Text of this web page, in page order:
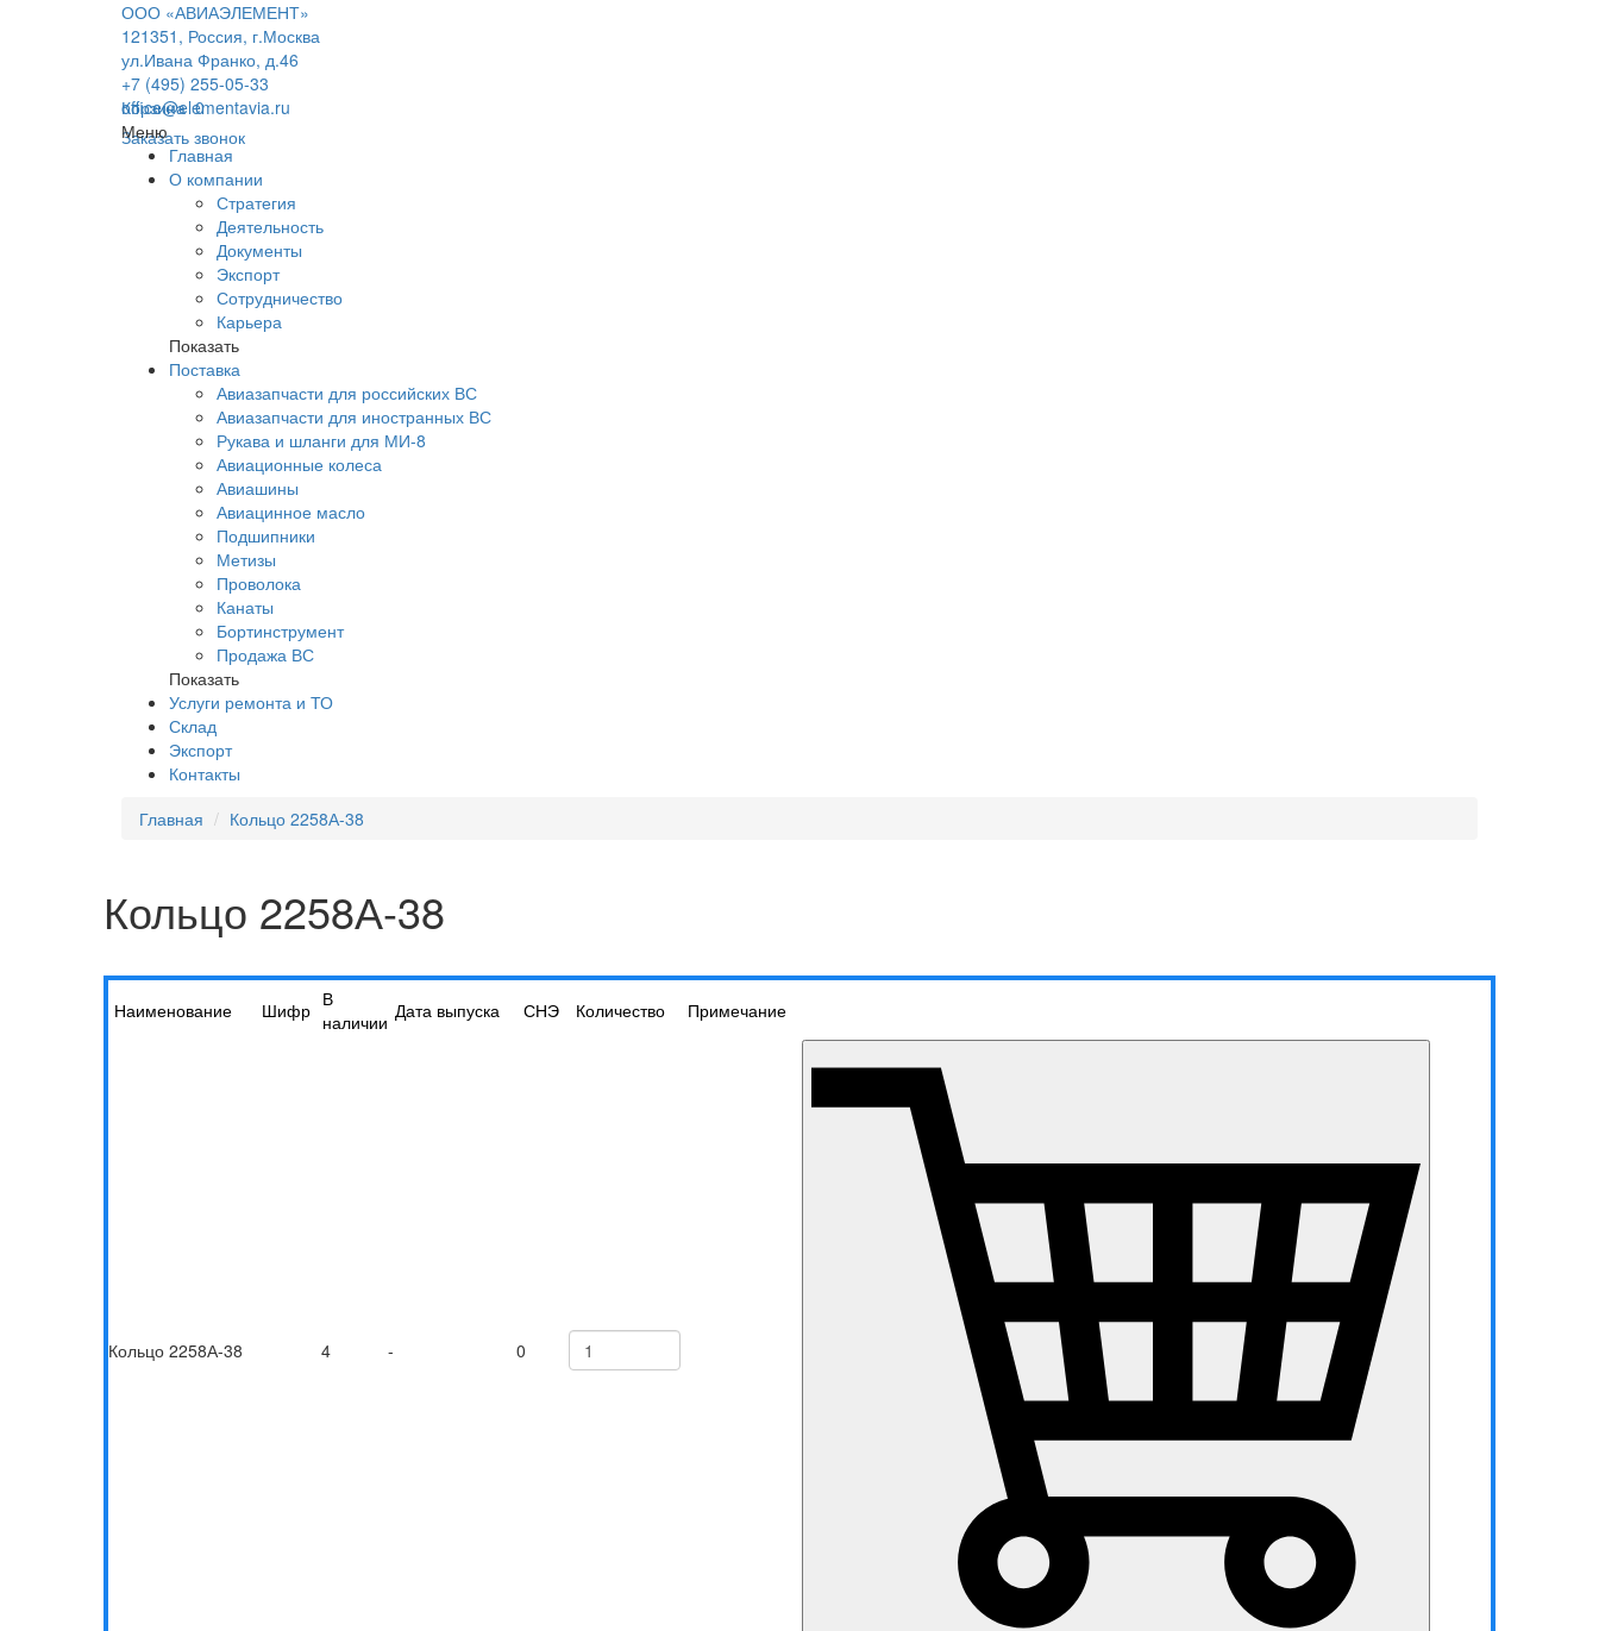
ООО «АВИАЭЛЕМЕНТ»
121351, Россия, г.Москва
ул.Ивана Франко, д.46
+7 (495) 255-05-33
office@elementavia.ru
Заказать звонок
Корзина0
Меню
Главная
О компании
Стратегия
Деятельность
Документы
Экспорт
Сотрудничество
Карьера
Показать
Поставка
Авиазапчасти для российских ВС
Авиазапчасти для иностранных ВС
Рукава и шланги для МИ-8
Авиационные колеса
Авиашины
Авиацинное масло
Подшипники
Метизы
Проволока
Канаты
Бортинструмент
Продажа ВС
Показать
Услуги ремонта и ТО
Склад
Экспорт
Контакты
Главная
Кольцо 2258А-38
Кольцо 2258А-38
Наименование Шифр В
наличии Дата выпуска СНЭ Количество Примечание
Кольцо 2258А-38 4 - 0